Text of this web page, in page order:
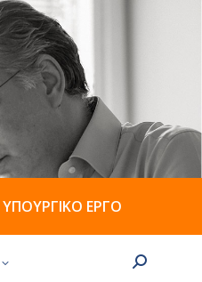
ΥΠΟΥΡΓΙΚΟ ΕΡΓΟ
Search: